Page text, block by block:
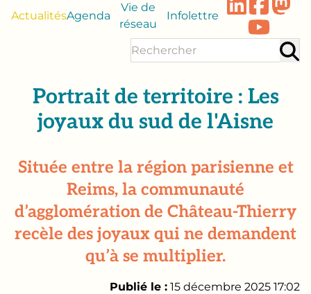
ActualitésAgenda
Vie de
réseau
Infolettre
Portrait de territoire : Les
joyaux du sud de l'Aisne
Située entre la région parisienne et
Reims, la communauté
d’agglomération de Château-Thierry
recèle des joyaux qui ne demandent
qu’à se multiplier.
Publié le : 15 décembre 2025 17:02